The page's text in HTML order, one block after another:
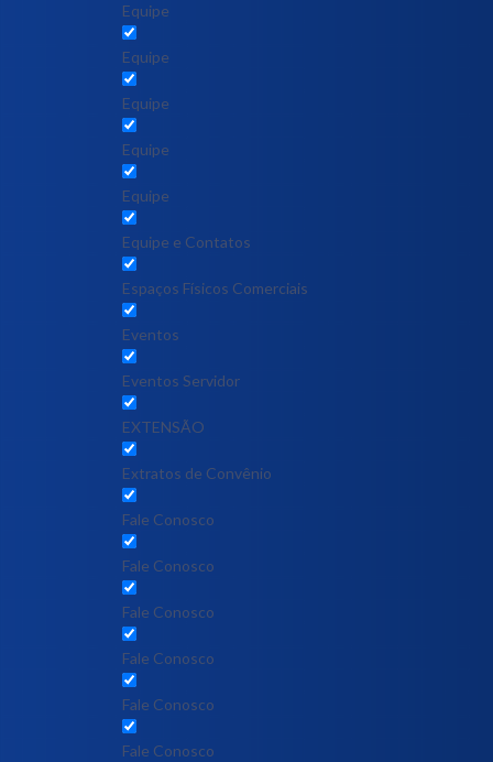
Equipe
Equipe
Equipe
Equipe
Equipe
Equipe e Contatos
Espaços Físicos Comerciais
Eventos
Eventos Servidor
EXTENSÃO
Extratos de Convênio
Fale Conosco
Fale Conosco
Fale Conosco
Fale Conosco
Fale Conosco
Fale Conosco